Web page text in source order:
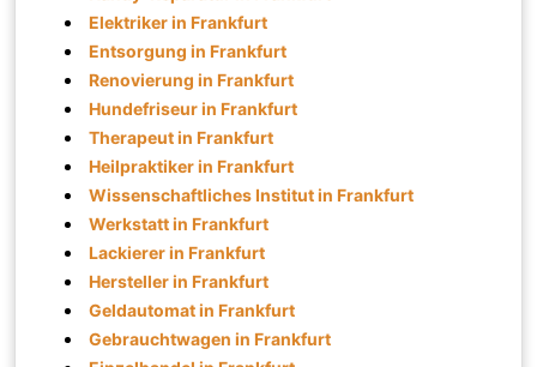
Elektriker in Frankfurt
Entsorgung in Frankfurt
Renovierung in Frankfurt
Hundefriseur in Frankfurt
Therapeut in Frankfurt
Heilpraktiker in Frankfurt
Wissenschaftliches Institut in Frankfurt
Werkstatt in Frankfurt
Lackierer in Frankfurt
Hersteller in Frankfurt
Geldautomat in Frankfurt
Gebrauchtwagen in Frankfurt